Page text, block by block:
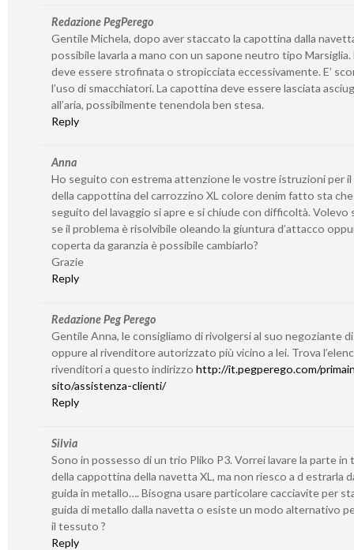
Redazione PegPerego
Gentile Michela, dopo aver staccato la capottina dalla
possibile lavarla a mano con un sapone neutro tipo Marsiglia.
deve essere strofinata o stropicciata eccessivamente. E’
l’uso di smacchiatori. La capottina deve essere lasciata
all’aria, possibilmente tenendola ben stesa.
Reply
Anna
Ho seguito con estrema attenzione le vostre istruzioni per il
della cappottina del carrozzino XL colore denim fatto sta che
seguito del lavaggio si apre e si chiude con difficoltà. Volevo
se il problema è risolvibile oleando la giuntura d’attacco
coperta da garanzia è possibile cambiarlo?
Grazie
Reply
Redazione Peg Perego
Gentile Anna, le consigliamo di rivolgersi al suo negoziante
oppure al rivenditore autorizzato più vicino a lei. Trova
rivenditori a questo indirizzo http://it.pegperego.com/
sito/assistenza-clienti/
Reply
Silvia
Sono in possesso di un trio Pliko P3. Vorrei lavare la parte in
della cappottina della navetta XL, ma non riesco a d estrarla
guida in metallo…. Bisogna usare particolare cacciavite per
guida di metallo dalla navetta o esiste un modo alternativo
il tessuto ?
Reply